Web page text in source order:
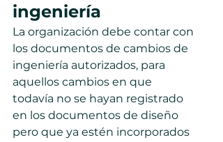
ingeniería
La organización debe contar con
los documentos de cambios de
ingeniería autorizados, para
aquellos cambios en que
todavía no se hayan registrado
en los documentos de diseño
pero que ya estén incorporados